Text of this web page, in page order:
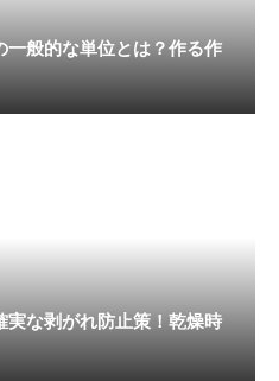
一般的な単位とは？作る作
実な剥がれ防止策！乾燥時